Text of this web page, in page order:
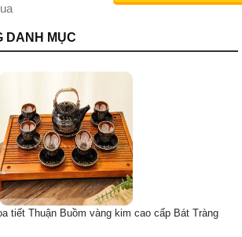
DANH MỤC
tiết Thuận Buồm vàng kim cao cấp Bát Tràng